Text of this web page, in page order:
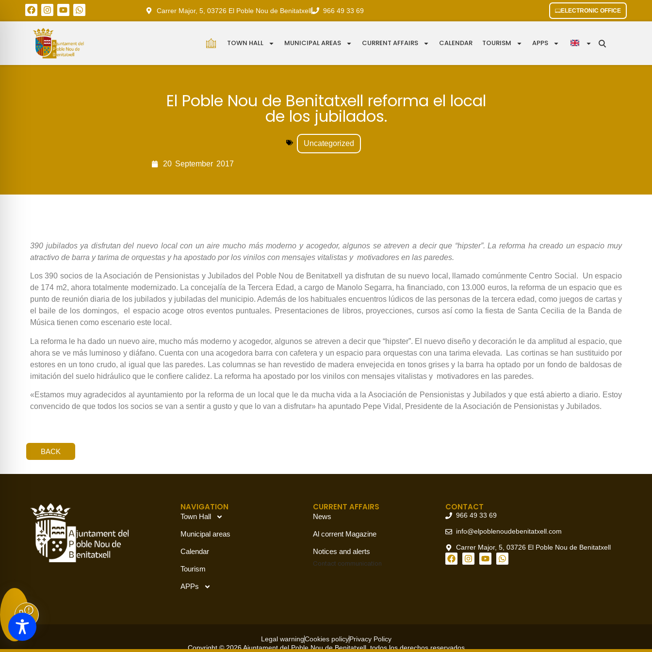
Carrer Major, 5, 03726 El Poble Nou de Benitatxell 966 49 33 69 ELECTRONIC OFFICE
TOWN HALL MUNICIPAL AREAS CURRENT AFFAIRS CALENDAR TOURISM APPS
El Poble Nou de Benitatxell reforma el local
de los jubilados.
Uncategorized
20 September 2017
390 jubilados ya disfrutan del nuevo local con un aire mucho más moderno y acogedor, algunos se atreven a decir que “hipster”.La reforma ha creado un espacio muy
atractivo de barra y tarima de orquestas y ha apostado por los vinilos con mensajes vitalistas y motivadores en las paredes.
Los 390 socios de la Asociación de Pensionistas y Jubilados del Poble Nou de Benitatxell ya disfrutan de su nuevo local, llamado comúnmente Centro Social. Un espacio
de 174 m2, ahora totalmente modernizado. La concejalía de la Tercera Edad, a cargo de Manolo Segarra, ha financiado, con 13.000 euros, la reforma de un espacio que es
punto de reunión diaria de los jubilados y jubiladas del municipio. Además de los habituales encuentros lúdicos de las personas de la tercera edad, como juegos de cartas y
el baile de los domingos, el espacio acoge otros eventos puntuales. Presentaciones de libros, proyecciones, cursos así como la fiesta de Santa Cecilia de la Banda de
Música tienen como escenario este local.
La reforma le ha dado un nuevo aire, mucho más moderno y acogedor, algunos se atreven a decir que “hipster”. El nuevo diseño y decoración le da amplitud al espacio, que
ahora se ve más luminoso y diáfano. Cuenta con una acogedora barra con cafetera y un espacio para orquestas con una tarima elevada. Las cortinas se han sustituido por
estores en un tono crudo, al igual que las paredes. Las columnas se han revestido de madera envejecida en tonos grises y la barra ha optado por un fondo de baldosas de
imitación del suelo hidráulico que le confiere calidez. La reforma ha apostado por los vinilos con mensajes vitalistas y motivadores en las paredes.
«Estamos muy agradecidos al ayuntamiento por la reforma de un local que le da mucha vida a la Asociación de Pensionistas y Jubilados y que está abierto a diario. Estoy
convencido de que todos los socios se van a sentir a gusto y que lo van a disfrutar» ha apuntado Pepe Vidal, Presidente de la Asociación de Pensionistas y Jubilados.
BACK
NAVIGATION
Town Hall
Municipal areas
Calendar
Tourism
APPs
CURRENT AFFAIRS
News
Al corrent Magazine
Notices and alerts
Contact communication
CONTACT
966 49 33 69
info@elpoblenoudebenitatxell.com
Carrer Major, 5, 03726 El Poble Nou de Benitatxell
Legal warningCookies policyPrivacy Policy
Copyright © 2026 Ajuntament del Poble Nou de Benitatxell, todos los derechos reservados